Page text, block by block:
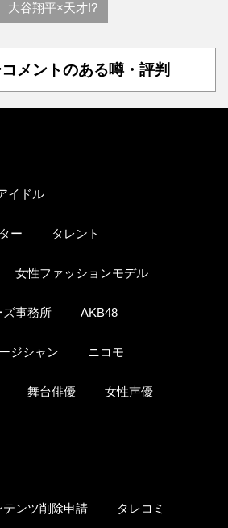
大谷翔平×天才!?
メントのある噂・評判
イドル
ー タレント
女性ファッションモデル
ズ事務所 AKB48
ジシャン ニコモ
舞台俳優 女性声優
テンツ削除申請 タレコミ